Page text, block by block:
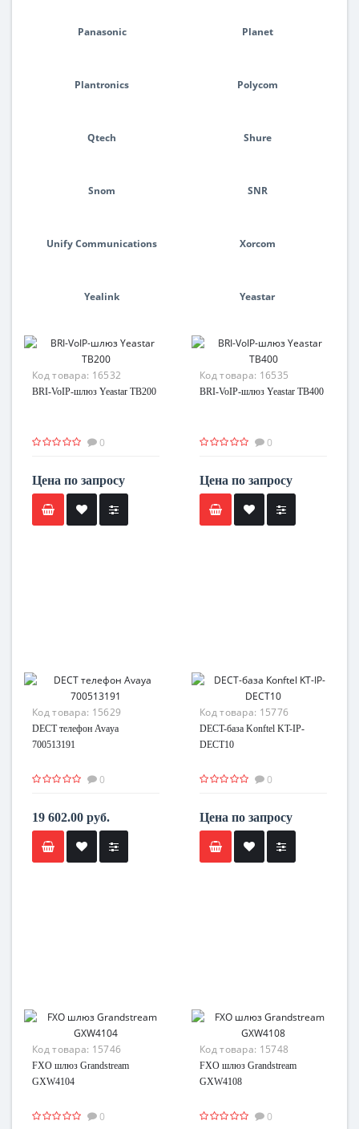
Panasonic Planet
Plantronics Polycom
Qtech Shure
Snom SNR
Unify Communications Xorcom
Yealink Yeastar
Код товара: 16532
BRI-VoIP-шлюз Yeastar TB200
0
Цена по запросу
Код товара: 16535
BRI-VoIP-шлюз Yeastar TB400
0
Цена по запросу
Код товара: 15629
DECT телефон Avaya
700513191
0
19 602.00 руб.
Код товара: 15776
DECT-база Konftel KT-IP-
DECT10
0
Цена по запросу
Код товара: 15746
FXO шлюз Grandstream
GXW4104
0
Код товара: 15748
FXO шлюз Grandstream
GXW4108
0